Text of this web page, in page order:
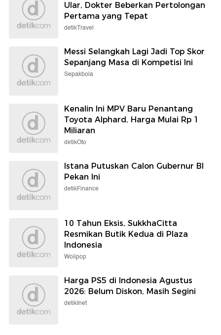
Ular, Dokter Beberkan Pertolongan
Pertama yang Tepat
detikTravel
Messi Selangkah Lagi Jadi Top Skor
Sepanjang Masa di Kompetisi Ini
Sepakbola
Kenalin Ini MPV Baru Penantang
Toyota Alphard, Harga Mulai Rp 1
Miliaran
detikOto
Istana Putuskan Calon Gubernur BI
Pekan Ini
detikFinance
10 Tahun Eksis, SukkhaCitta
Resmikan Butik Kedua di Plaza
Indonesia
Wolipop
Harga PS5 di Indonesia Agustus
2026: Belum Diskon, Masih Segini
detikInet